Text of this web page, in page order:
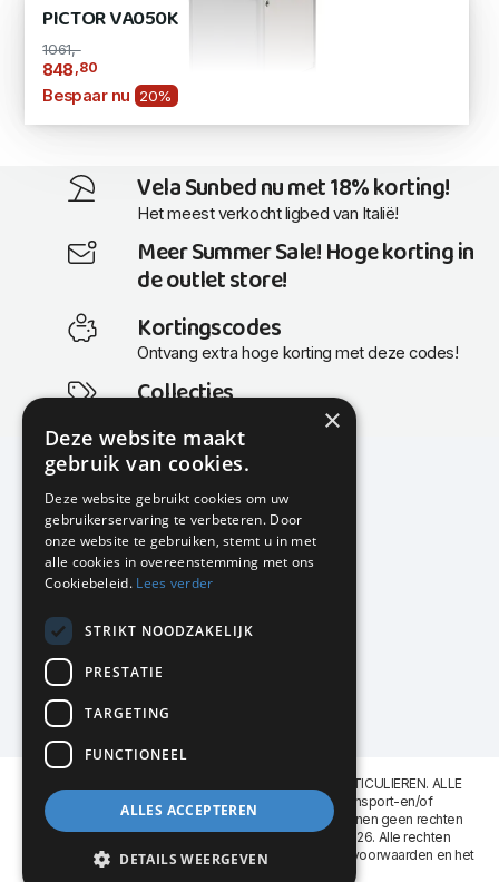
PICTOR VA050K
1061,-
848,80
Bespaar nu 20%
Vela Sunbed nu met 18% korting!
Het meest verkocht ligbed van Italië!
Meer Summer Sale! Hoge korting in
de outlet store!
Kortingscodes
Ontvang extra hoge korting met deze codes!
Collecties
Actuele en populaire collecties
KMP Kantoormeubilair
Airport Business Park
Frankfurtstraat 29-31
1175 RH Lijnden
020-617 01 26
info@kmpkantoormeubilair.nl
Facebook
Instagram
KMP Kantoormeubilair levert aan BEDRIJVEN en PARTICULIEREN. ALLE
GENOEMDE PRIJZEN ZIJN EXCL. 21% B.T.W. Transport-en/of
Montagekosten op aanvraag. Aan deze website kunnen geen rechten
worden ontleend. KMP Kantoormeubilair VOF © 2026. Alle rechten
voorbehouden. Lees voor gebruik graag de
leveringsvoorwaarden en het
×
Deze website maakt
gebruik van cookies.
Deze website gebruikt cookies om uw
gebruikerservaring te verbeteren. Door
onze website te gebruiken, stemt u in met
alle cookies in overeenstemming met ons
Cookiebeleid. Lees verder
STRIKT NOODZAKELIJK
PRESTATIE
TARGETING
FUNCTIONEEL
ALLES ACCEPTEREN
DETAILS WEERGEVEN